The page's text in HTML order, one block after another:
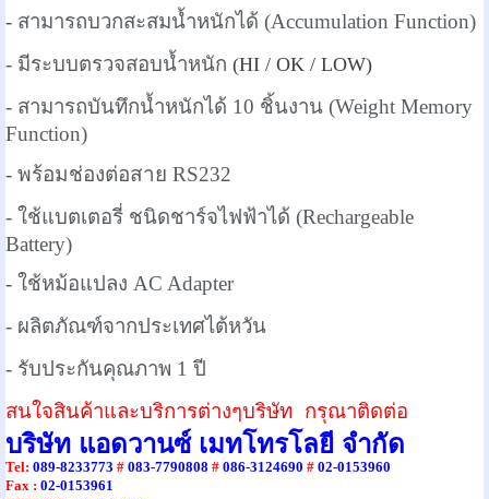
- สามารถบวกสะสมน้ำหนักได้ (Accumulation Function)
- มีระบบตรวจสอบน้ำหนัก (HI / OK / LOW)
- สามารถบันทึกน้ำหนักได้ 10 ชิ้นงาน (Weight Memory
Function)
- พร้อมช่องต่อสาย RS232
- ใช้แบตเตอรี่ ชนิดชาร์จไฟฟ้าได้ (Rechargeable
Battery)
- ใช้หม้อแปลง AC Adapter
- ผลิตภัณฑ์จากประเทศไต้หวัน
- รับประกันคุณภาพ 1 ปี
สนใจสินค้าและบริการต่างๆบริษัท กรุณาติดต่อ
บริษัท แอดวานซ์ เมทโทรโลยี จำกัด
Tel: 089-8233773 # 083-7790808 # 086-3124690 # 02-0153960
Fax : 02-0153961